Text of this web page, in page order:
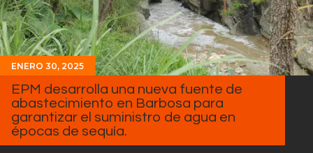
Noticias
Equipo
Sobre Nosotros
Contactos
ENERO 30, 2025
EPM desarrolla una nueva fuente de
abastecimiento en Barbosa para
garantizar el suministro de agua en
épocas de sequía.